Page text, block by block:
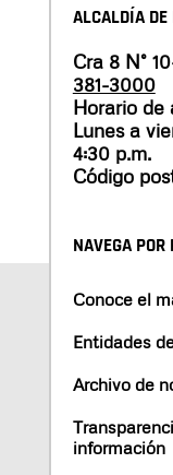
ALCALDÍA DE
Cra 8 N°
381-3000
Horario de
Lunes a
4:30 p.m.
Código
NAVEGA POR
Conoce el
Entidades
Archivo de
información